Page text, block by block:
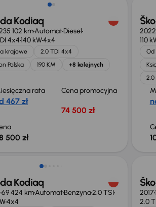
Kodiaq
102 kmAutomatDiesel
4x4140 kW4x4
krajowe
2.0 TDI 4x4
Polska
190 KM +8 kolejnych
rata
467 zł
Cena promocyjna
74 500 zł
500 zł
2022
110
Od
2.0
skupione
Kodiaq
69 424 kmAutomatBenzyna2.0 TSI
4x4
2017
2.0